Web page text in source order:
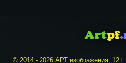
© 2014 - 2026 АРТ изображения, 12+